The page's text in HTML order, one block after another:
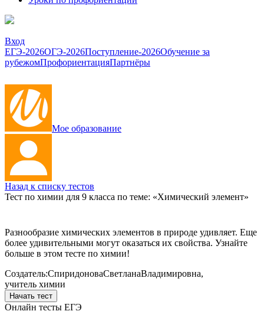
Вход
ЕГЭ-2026ОГЭ-2026Поступление-2026Обучение за
рубежомПрофориентацияПартнёры
Мое образование
Назад к списку тестов
Тест по химии для 9 класса по теме: «Химический элемент»
Разнообразие химических элементов в природе удивляет. Еще
более удивительными могут оказаться их свойства. Узнайте
больше в этом тесте по химии!
Создатель:СпиридоноваСветланаВладимировна,
учитель химии
Начать тест
Онлайн тесты ЕГЭ